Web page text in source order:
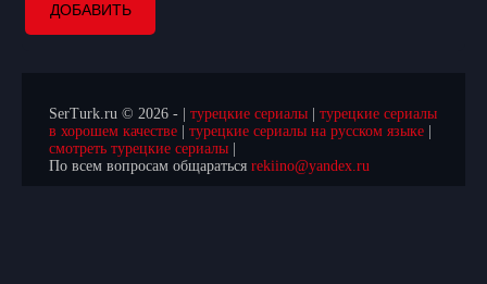
ДОБАВИТЬ
SerTurk.ru © 2026 - | турецкие сериалы
турецкие сериалы
в хорошем качестве
турецкие сериалы на русском языке
смотреть турецкие сериалы
По всем вопросам общараться rekiino@yandex.ru